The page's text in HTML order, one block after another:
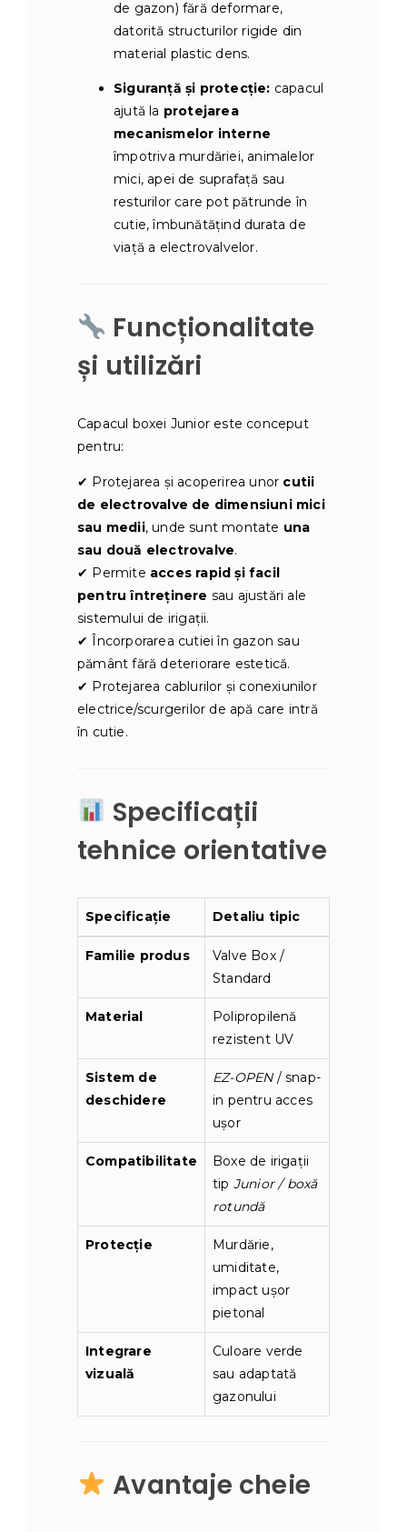
de gazon) fără deformare,
datorită structurilor rigide din
material plastic dens.
Siguranță și protecție: capacul
ajută la protejarea
mecanismelor interne
împotriva murdăriei, animalelor
mici, apei de suprafață sau
resturilor care pot pătrunde în
cutie, îmbunătățind durata de
viață a electrovalvelor.
Funcționalitate
și utilizări
Capacul boxei Junior este conceput
pentru:
✔ Protejarea și acoperirea unor cutii
de electrovalve de dimensiuni mici
sau medii, unde sunt montate una
sau două electrovalve.
✔ Permite acces rapid și facil
pentru întreținere sau ajustări ale
sistemului de irigații.
✔ Încorporarea cutiei în gazon sau
pământ fără deteriorare estetică.
✔ Protejarea cablurilor și conexiunilor
electrice/scurgerilor de apă care intră
în cutie.
Specificații
tehnice orientative
Specificație Detaliu tipic
Familie produs
Valve Box /
Standard
Material
Polipropilenă
rezistent UV
Sistem de
deschidere
EZ-OPEN/ snap-
in pentru acces
ușor
Compatibilitate
Boxe de irigații
tip Junior / boxă
rotundă
Protecție
Murdărie,
umiditate,
impact ușor
pietonal
Integrare
vizuală
Culoare verde
sau adaptată
gazonului
Avantaje cheie